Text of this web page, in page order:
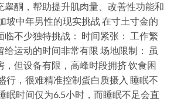
睾酮，帮助提升肌肉量、改善性功能和
坡中年男性的现实挑战 在寸土寸金的
临不少独特挑战： 时间紧张： 工作繁
运动的时间非常有限 场地限制： 虽
，但设备有限，高峰时段拥挤 饮食困
行，很难精准控制蛋白质摄入 睡眠不
眠时间仅为6.5小时，而睡眠不足会直